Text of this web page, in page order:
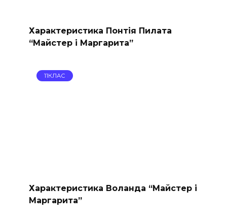
Характеристика Понтія Пилата
“Майстер і Маргарита”
11КЛАС
Характеристика Воланда “Майстер і
Маргарита”